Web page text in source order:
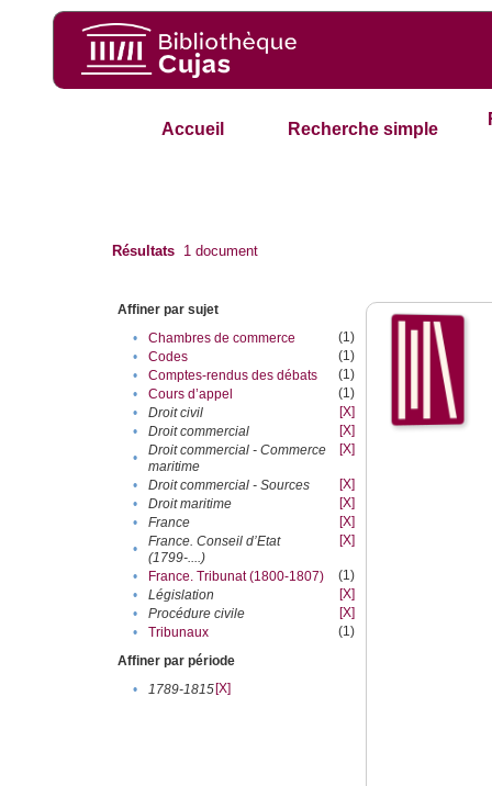
Accueil Recherche simple
Résultats 1 document
Affiner par sujet
•
Chambres de commerce
(1)
•
Codes
(1)
•
Comptes-rendus des débats
(1)
•
Cours d’appel
(1)
•
Droit civil
[X]
•
Droit commercial
[X]
•
Droit commercial - Commerce
maritime
[X]
• Droit commercial - Sources
[X]
•
Droit maritime
[X]
•
France
[X]
•
France. Conseil d’Etat
(1799-....)
[X]
• France. Tribunat (1800-1807)
(1)
•
Législation
[X]
•
Procédure civile
[X]
•
Tribunaux
(1)
Affiner par période
•
1789-1815[X]